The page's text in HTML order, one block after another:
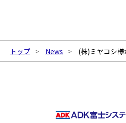
トップ News (株)ミヤコシ